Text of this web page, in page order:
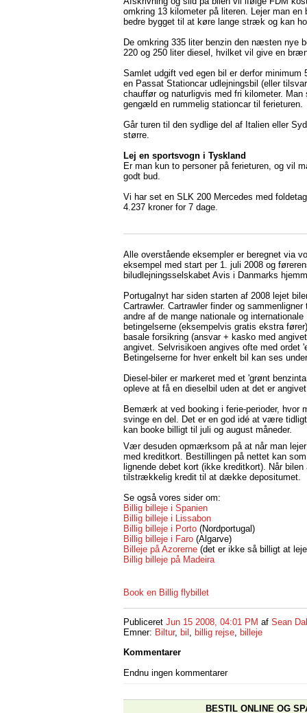
omkring 13 kilometer på literen. Lejer man
bedre bygget til at køre lange stræk og kan
De omkring 335 liter benzin den næsten nye
220 og 250 liter diesel, hvilket vil give en
Samlet udgift ved egen bil er derfor
en Passat Stationcar udlejningsbil (eller
chauffør og naturligvis med fri kilometer.
gengæld en rummelig stationcar til ferieturen.
Går turen til den sydlige del af Italien eller
større.
Lej en sportsvogn i Tyskland
Er man kun to personer på ferieturen, og vil
godt bud.
Vi har set en SLK 200 Mercedes med
4.237 kroner for 7 dage.
Alle overstående eksempler er beregnet via
eksempel med start per 1. juli 2008 og
biludlejningsselskabet Avis i Danmarks
Portugalnyt har siden starten af 2008 lejet
Cartrawler. Cartrawler finder og
andre af de mange nationale og
betingelserne (eksempelvis gratis ekstra
basale forsikring (ansvar + kasko med
angivet. Selvrisikoen angives ofte med ordet
Betingelserne for hver enkelt bil kan ses
Diesel-biler er markeret med et 'grønt
opleve at få en dieselbil uden at det er
Bemærk at ved booking i ferie-perioder, hvor
svinge en del. Det er en god idé at være
kan booke billigt til juli og august måneder.
Vær desuden opmærksom på at når man
med kreditkort. Bestillingen på nettet kan
lignende debet kort (ikke kreditkort). Når
tilstrækkelig kredit til at dække depositumet.
Se også vores sider om:
Billig billeje i Spanien
Billig billeje i Lissabon
Billig billeje i Porto (Nordportugal)
Billig billeje i Faro (Algarve)
Billeje på Azorerne (det er ikke så billigt at
Billig billeje på Madeira
Book en Billig flybillet
Publiceret Jun 15 2008, 04:01 PM af Sean
Emner: Biltur, bil billig rejse
billeje
Kommentarer
Endnu ingen kommentarer
BESTIL ONLINE OG